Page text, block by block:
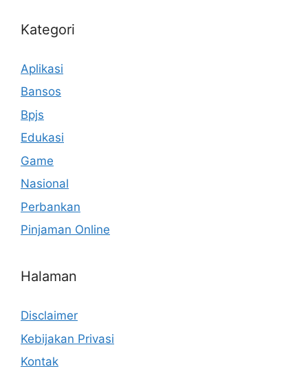
Kategori
Aplikasi
Bansos
Bpjs
Edukasi
Game
Nasional
Perbankan
Pinjaman Online
Halaman
Disclaimer
Kebijakan Privasi
Kontak